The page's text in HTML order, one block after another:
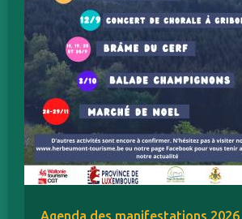
Agenda des manifestations 2026